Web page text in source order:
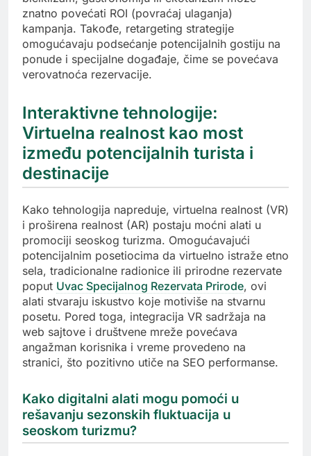
znatno povećati ROI (povraćaj ulaganja)
kampanja. Takođe, retargeting strategije
omogućavaju podsećanje potencijalnih gostiju na
ponude i specijalne događaje, čime se povećava
verovatnoća rezervacije.
Interaktivne tehnologije:
Virtuelna realnost kao most
između potencijalnih turista i
destinacije
Kako tehnologija napreduje, virtuelna realnost (VR)
i proširena realnost (AR) postaju moćni alati u
promociji seoskog turizma. Omogućavajući
potencijalnim posetiocima da virtuelno istraže etno
sela, tradicionalne radionice ili prirodne rezervate
poput Uvac Specijalnog Rezervata Prirode, ovi
alati stvaraju iskustvo koje motiviše na stvarnu
posetu. Pored toga, integracija VR sadržaja na
web sajtove i društvene mreže povećava
angažman korisnika i vreme provedeno na
stranici, što pozitivno utiče na SEO performanse.
Kako digitalni alati mogu pomoći u
rešavanju sezonskih fluktuacija u
seoskom turizmu?